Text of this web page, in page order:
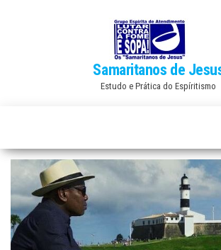
Samaritanos de
Estudo e Prática do Espíritismo